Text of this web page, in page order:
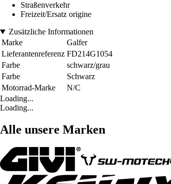
Straßenverkehr
Freizeit/Ersatz origine
Zusätzliche Informationen
Marke
Galfer
Lieferantenreferenz FD214G1054
Farbe
schwarz/grau
Farbe
Schwarz
Motorrad-Marke
N/C
Loading...
Loading...
Alle unsere Marken